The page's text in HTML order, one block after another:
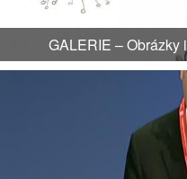
GALERIE – Obrázky